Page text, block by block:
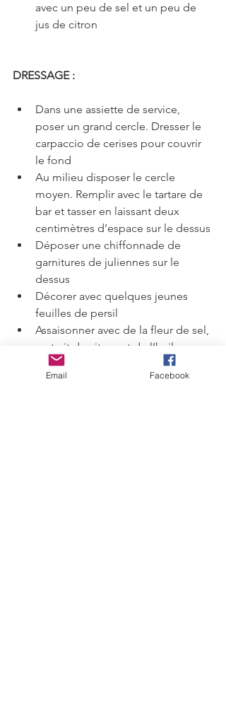
avec un peu de sel et un peu de
jus de citron
DRESSAGE :
Dans une assiette de service,
poser un grand cercle. Dresser le
carpaccio de cerises pour couvrir
le fond
Au milieu disposer le cercle
moyen. Remplir avec le tartare de
bar et tasser en laissant deux
centimètres d’espace sur le dessus
Déposer une chiffonnade de
garnitures de juliennes sur le
dessus
Décorer avec quelques jeunes
feuilles de persil
Assaisonner avec de la fleur de sel,
un trait de citron et de l’huile
d’olive
Email Facebook